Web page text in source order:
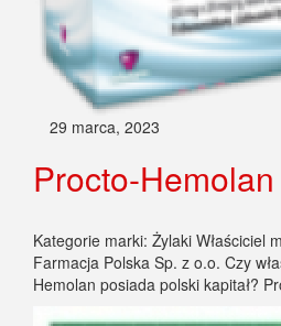
29 marca, 2023
Procto-Hemolan
Kategorie marki: Żylaki Właściciel
Farmacja Polska Sp. z o.o. Czy
Hemolan posiada polski kapitał?